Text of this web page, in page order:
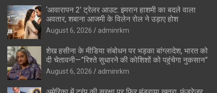
‘आवारापन 2’ ट्रेलर आउट: इमरान हाशमी का बदले वाला
अवतार, शबाना आजमी के विलेन रोल ने उड़ाए होश
August 6, 2026 adminrkm
शेख हसीना के मीडिया संबोधन पर भड़का बांग्लादेश, भारत को
दी चेतावनी—”रिश्ते सुधारने की कोशिशों को पहुंचेगा नुकसान”
August 6, 2026 adminrkm